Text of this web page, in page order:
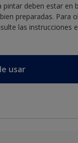
pintar deben estar en
preparadas. Para
las instrucciones
usar